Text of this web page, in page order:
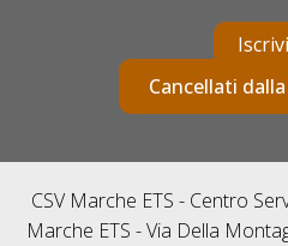
Cancellati
CSV Marche ETS - Centro
Marche ETS - Via Della